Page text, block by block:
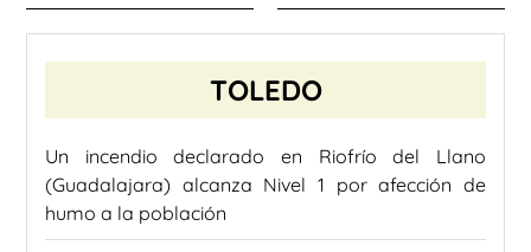
TOLEDO
Un incendio declarado en Riofrío del Llano
(Guadalajara) alcanza Nivel 1 por afección de
humo a la población